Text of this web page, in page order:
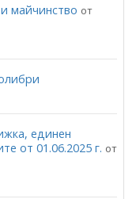
майчинство от
единен
от 01.06.2025 г. от